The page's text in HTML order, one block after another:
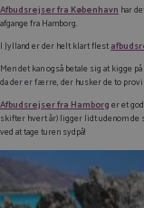
Afbudsrejser fra København har
afgange fra Hamborg.
I Jylland er der helt klart flest
Men det kan også betale sig at kigge på
da der er færre, der husker de to
Afbudsrejser fra Hamborger et
skifter hvert år) ligger lidt udenom de
ved at tage turen sydpå!